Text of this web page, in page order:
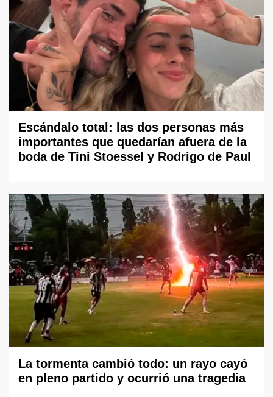
Escándalo total: las dos personas más
importantes que quedarían afuera de la
boda de Tini Stoessel y Rodrigo de Paul
La tormenta cambió todo: un rayo cayó
en pleno partido y ocurrió una tragedia